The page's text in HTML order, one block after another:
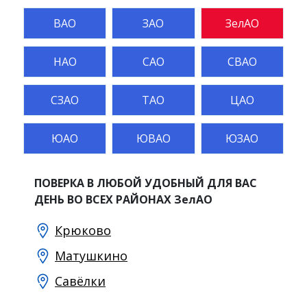
ВАО ЗАО ЗелАО
НАО САО СВАО
СЗАО ТАО ЦАО
ЮАО ЮВАО ЮЗАО
ПОВЕРКА В ЛЮБОЙ УДОБНЫЙ ДЛЯ ВАС
ДЕНЬ ВО ВСЕХ РАЙОНАХ ЗелАО
Крюково
Матушкино
Савёлки